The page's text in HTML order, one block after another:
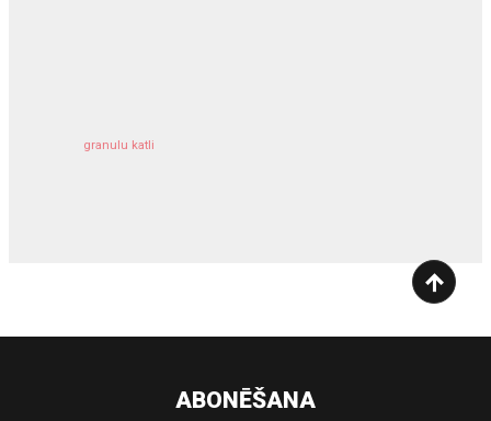
granulu katli
ABONĒŠANA